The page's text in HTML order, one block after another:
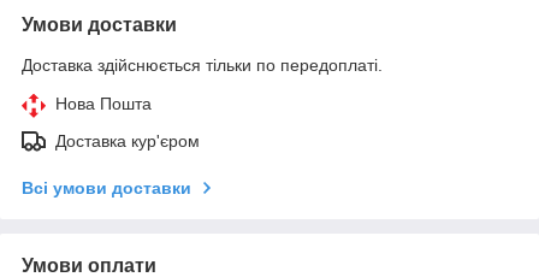
Умови доставки
Доставка здійснюється тільки по передоплаті.
Нова Пошта
Доставка кур'єром
Всі умови доставки
Умови оплати